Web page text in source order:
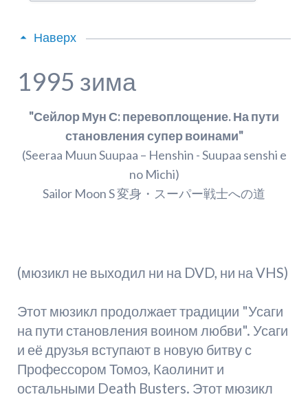
Наверх
1995 зима
"Сейлор Мун С: перевоплощение. На пути
становления супер воинами"
(Seeraa Muun Suupaa – Henshin - Suupaa senshi e
no Michi)
Sailor Moon S 変身・スーパー戦士への道
(мюзикл не выходил ни на DVD, ни на VHS)
Этот мюзикл продолжает традиции "Усаги
на пути становления воином любви". Усаги
и её друзья вступают в новую битву с
Профессором Томоэ, Каолинит и
остальными Death Busters. Этот мюзикл